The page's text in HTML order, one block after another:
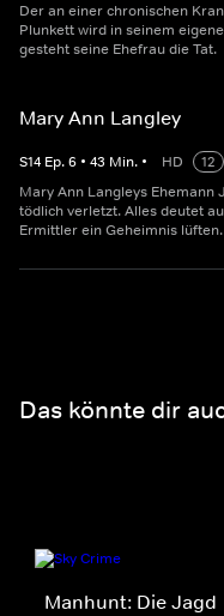
Der an einer chronischen
Plunkett wird in seinem
gesteht seine Ehefrau die Tat.
Mary Ann Langley
S14 Ep.6 • 43 Min. • HD
12
Mary Ann Langleys
tödlich verletzt. Alles deutet
Ermittler ein Geheimnis lüften.
Das könnte dir
Manhunt: Die Jagd